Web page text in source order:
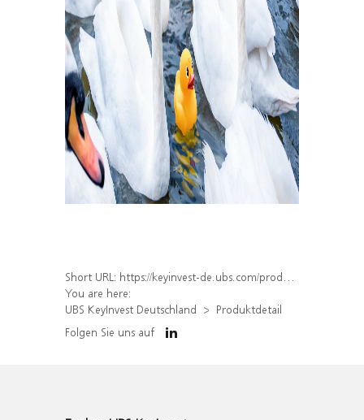
Short URL: https://keyinvest-de.ubs.com/produkt/detail/index/isin/DE000WA3UYZ0
You are here:
UBS KeyInvest Deutschland
Produktdetail
Folgen Sie uns auf